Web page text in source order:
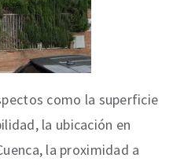
como la superficie
la ubicación en
la proximidad a